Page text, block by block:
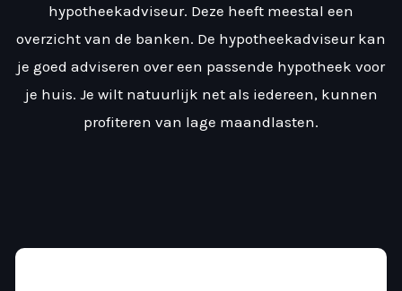
hypotheekadviseur. Deze heeft meestal een
overzicht van de banken. De hypotheekadviseur kan
je goed adviseren over een passende hypotheek voor
je huis. Je wilt natuurlijk net als iedereen, kunnen
profiteren van lage maandlasten.